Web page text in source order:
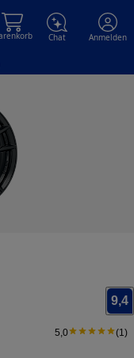
Chat Anmelden
9,4
5,0 (1 )